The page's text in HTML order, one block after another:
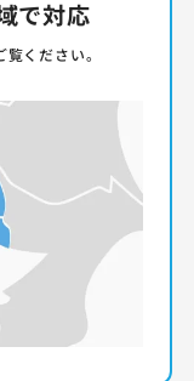
で対応
覧ください。